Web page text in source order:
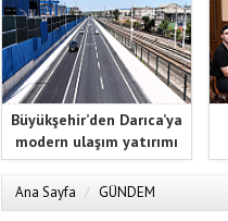
Büyükşehir’den Darıca’ya
modern ulaşım yatırımı
Ana Sayfa / GÜNDEM